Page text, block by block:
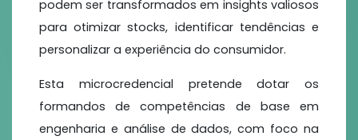
podem ser transformados em insights valiosos
para otimizar stocks, identificar tendências e
personalizar a experiência do consumidor.
Esta microcredencial pretende dotar os
formandos de competências de base em
engenharia e análise de dados, com foco na